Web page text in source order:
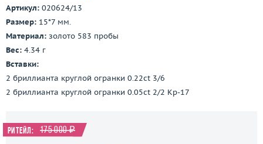
Артикул: 020624/13
Размер: 15*7 мм.
Материал: золото 583 пробы
Вес: 4.34 г
Вставки:
2 бриллианта круглой огранки 0.22ct 3/6
2 бриллианта круглой огранки 0.05ct 2/2 Кр-17
Ритейл: 175 000 ₽